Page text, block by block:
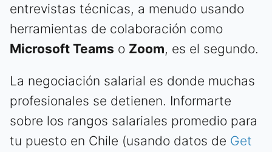
entrevistas técnicas, a menudo usando
herramientas de colaboración como
Microsoft Teams o Zoom, es el segundo.
La negociación salarial es donde muchas
profesionales se detienen. Informarte
sobre los rangos salariales promedio para
tu puesto en Chile (usando datos de Get